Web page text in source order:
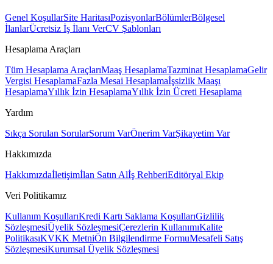
Genel KoşullarSite HaritasıPozisyonlarBölümlerBölgesel
İlanlarÜcretsiz İş İlanı VerCV Şablonları
Hesaplama Araçları
Tüm Hesaplama AraçlarıMaaş HesaplamaTazminat HesaplamaGelir
Vergisi HesaplamaFazla Mesai Hesaplamaİşsizlik Maaşı
HesaplamaYıllık İzin HesaplamaYıllık İzin Ücreti Hesaplama
Yardım
Sıkça Sorulan SorularSorum VarÖnerim VarŞikayetim Var
Hakkımızda
Hakkımızdaİletişimİlan Satın Alİş RehberiEditöryal Ekip
Veri Politikamız
Kullanım KoşullarıKredi Kartı Saklama KoşullarıGizlilik
SözleşmesiÜyelik SözleşmesiÇerezlerin KullanımıKalite
PolitikasıKVKK MetniÖn Bilgilendirme FormuMesafeli Satış
SözleşmesiKurumsal Üyelik Sözleşmesi